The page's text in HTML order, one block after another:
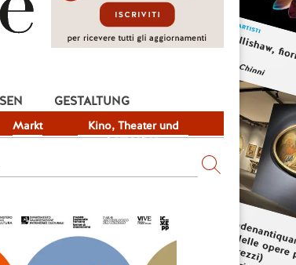
Markt
Kino, Theater und
Fernsehen
GESTALTUNG